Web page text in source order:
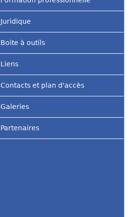
Juridique
Boite à outils
Liens
Contacts et plan d'accès
Galeries
Partenaires